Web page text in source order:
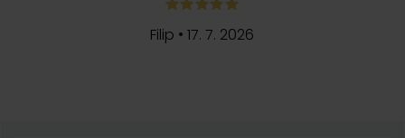
Filip •17. 7. 2026